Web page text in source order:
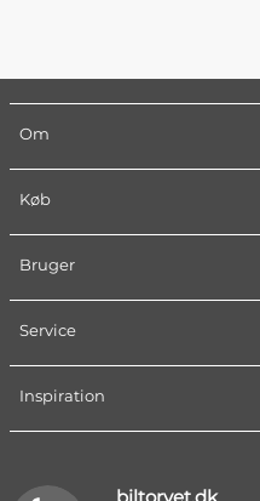
Om
Køb
Bruger
Service
Inspiration